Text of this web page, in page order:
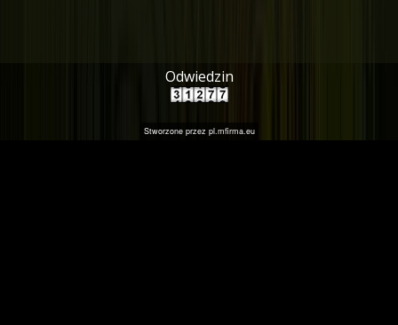
Odwiedzin
Stworzone przez pl.mfirma.eu